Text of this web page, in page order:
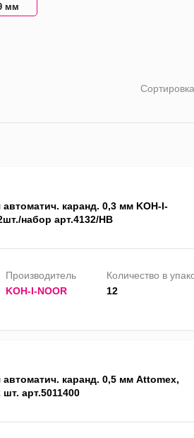
мм
каранд. 0,3 мм KOH-I-
набор арт.4132/HB
Производитель
KOH-I-NOOR
Количество в
12
каранд. 0,5 мм Attomex,
арт.5011400